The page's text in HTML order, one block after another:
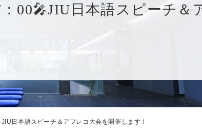
00🎤JIU日本語スピーチ＆
日本語スピーチ＆アフレコ大会を開催します！